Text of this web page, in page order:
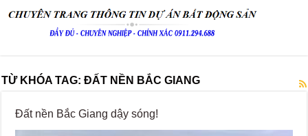
TỪ KHÓA TAG:ĐẤT NỀN BẮC GIANG
Đất nền Bắc Giang dậy sóng!